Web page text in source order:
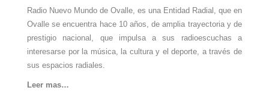
Radio Nuevo Mundo de Ovalle, es una Entidad Radial, que en
Ovalle se encuentra hace 10 años, de amplia trayectoria y de
prestigio nacional, que impulsa a sus radioescuchas a
interesarse por la música, la cultura y el deporte, a través de
sus espacios radiales.
Leer mas…